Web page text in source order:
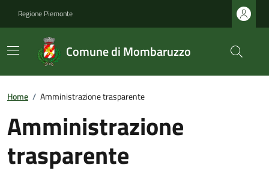
Regione Piemonte
Comune di Mombaruzzo
Home / Amministrazione trasparente
Amministrazione
trasparente